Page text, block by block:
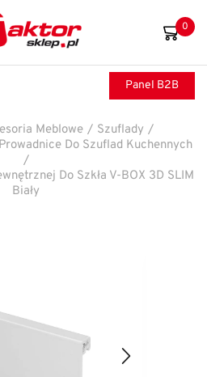
0
Panel B2B
Meblowe / Szuflady /
Prowadnice Do Szuflad Kuchennych
/
Do Szkła V-BOX 3D SLIM
Biały